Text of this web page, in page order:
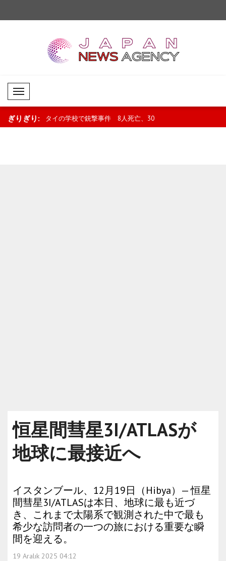
Mobil Menü
ぎりぎり:
新たな段階 タイの学校で銃撃事件 8人死亡、30
恒星間彗星3I/ATLASが
地球に最接近へ
イスタンブール、12月19日（Hibya）— 恒星
間彗星3I/ATLASは本日、地球に最も近づ
き、これまで太陽系で観測された中で最も
希少な訪問者の一つの旅における重要な瞬
間を迎える。
19 Aralık 2025 04:12